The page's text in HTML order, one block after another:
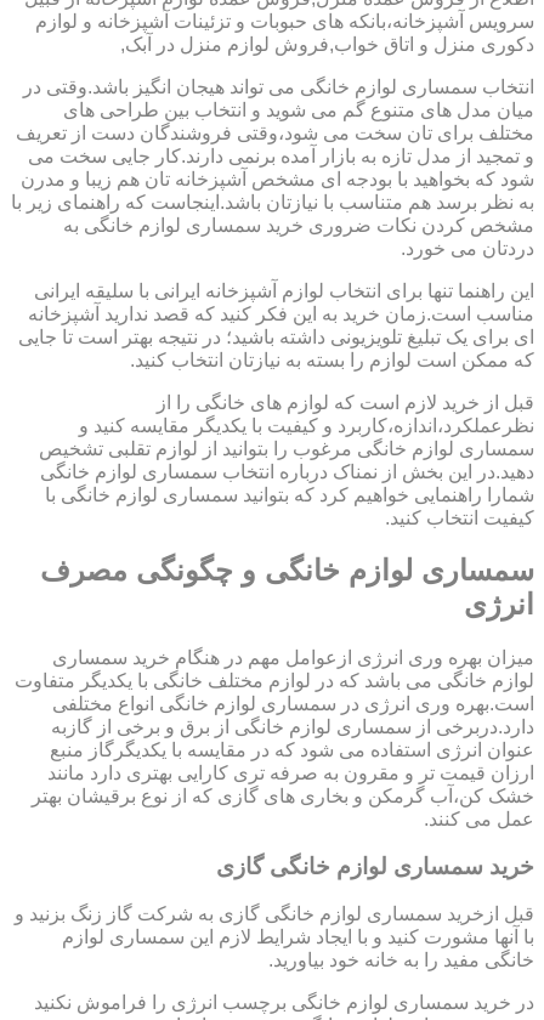
سرویس آشپزخانه،بانکه های حبوبات و تزئینات آشپزخانه و لوازم
دکوری منزل و اتاق خواب,فروش لوازم منزل در آبک,
انتخاب سمساری لوازم خانگی می تواند هیجان انگیز باشد.وقتی در
میان مدل های متنوع گم می شوید و انتخاب بین طراحی های
مختلف برای تان سخت می شود،وقتی فروشندگان دست از تعریف
و تمجید از مدل تازه به بازار آمده برنمی دارند.کار جایی سخت می
شود که بخواهید با بودجه ای مشخص آشپزخانه تان هم زیبا و مدرن
به نظر برسد هم متناسب با نیازتان باشد.اینجاست که راهنمای زیر با
مشخص کردن نکات ضروری خرید سمساری لوازم خانگی به
دردتان می خورد.
این راهنما تنها برای انتخاب لوازم آشپزخانه ایرانی با سلیقه ایرانی
مناسب است.زمان خرید به این فکر کنید که قصد ندارید آشپزخانه
ای برای یک تبلیغ تلویزیونی داشته باشید؛ در نتیجه بهتر است تا جایی
که ممکن است لوازم را بسته به نیازتان انتخاب کنید.
قبل از خرید لازم است که لوازم های خانگی را از
نظرعملکرد،اندازه،کاربرد و کیفیت با یکدیگر مقایسه کنید و
سمساری لوازم خانگی مرغوب را بتوانید از لوازم تقلبی تشخیص
دهید.در این بخش از نمناک درباره انتخاب سمساری لوازم خانگی
شمارا راهنمایی خواهیم کرد که بتوانید سمساری لوازم خانگی با
کیفیت انتخاب کنید.
سمساری لوازم خانگی و چگونگی مصرف
انرژی
میزان بهره وری انرژی ازعوامل مهم در هنگام خرید سمساری
لوازم خانگی می باشد که در لوازم مختلف خانگی با یکدیگر متفاوت
است.بهره وری انرژی در سمساری لوازم خانگی انواع مختلفی
دارد.دربرخی از سمساری لوازم خانگی از برق و برخی از گازبه
عنوان انرژی استفاده می شود که در مقایسه با یکدیگرگاز منبع
ارزان قیمت تر و مقرون به صرفه تری کارایی بهتری دارد مانند
خشک کن،آب گرمکن و بخاری های گازی که از نوع برقیشان بهتر
عمل می کنند.
خرید سمساری لوازم خانگی گازی
قبل ازخرید سمساری لوازم خانگی گازی به شرکت گاز زنگ بزنید و
با آنها مشورت کنید و با ایجاد شرایط لازم این سمساری لوازم
خانگی مفید را به خانه خود بیاورید.
در خرید سمساری لوازم خانگی برچسب انرژی را فراموش نکنید